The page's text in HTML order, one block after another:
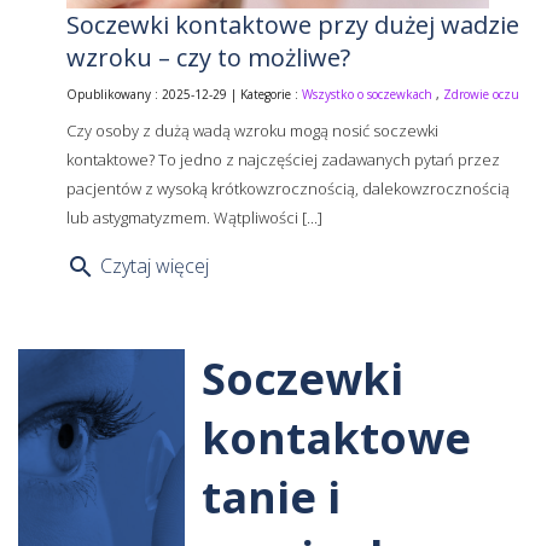
Soczewki kontaktowe przy dużej wadzie
wzroku – czy to możliwe?
Opublikowany : 2025-12-29 | Kategorie : Wszystko o soczewkach , Zdrowie oczu
Czy osoby z dużą wadą wzroku mogą nosić soczewki
kontaktowe? To jedno z najczęściej zadawanych pytań przez
pacjentów z wysoką krótkowzrocznością, dalekowzrocznością
lub astygmatyzmem. Wątpliwości [...]
search Czytaj więcej
Soczewki
kontaktowe
tanie i